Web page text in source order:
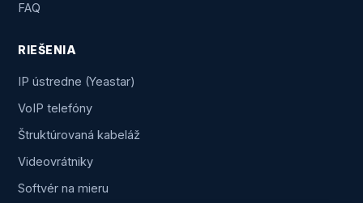
FAQ
RIEŠENIA
IP ústredne (Yeastar)
VoIP telefóny
Štruktúrovaná kabeláž
Videovrátniky
Softvér na mieru